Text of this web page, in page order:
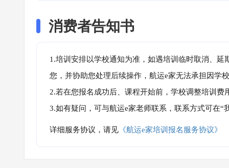
消费者告知书
1.培训安排以学校通知为准，如遇培训临时取消、
您，并协助您处理后续操作，航运e家无法承担因学
2.若在您报名成功后、课程开始前，学校调整培训
3.如有疑问，可与航运e家老师联系，联系方式可在
详细服务协议，请见 《航运e家培训报名服务协议》